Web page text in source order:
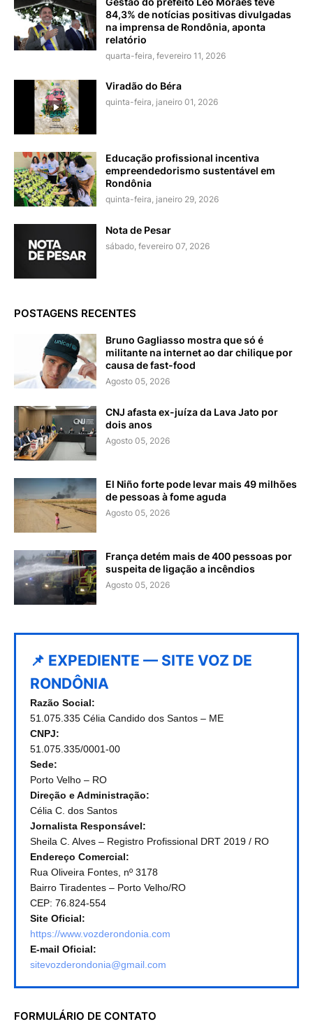
84,3% de notícias positivas divulgadas
na imprensa de Rondônia, aponta
relatório
quarta-feira, fevereiro 11, 2026
Viradão do Béra
quinta-feira, janeiro 01, 2026
Educação profissional incentiva
empreendedorismo sustentável em
Rondônia
quinta-feira, janeiro 29, 2026
Nota de Pesar
sábado, fevereiro 07, 2026
POSTAGENS RECENTES
Bruno Gagliasso mostra que só é
militante na internet ao dar chilique por
causa de fast-food
Agosto 05, 2026
CNJ afasta ex-juíza da Lava Jato por
dois anos
Agosto 05, 2026
El Niño forte pode levar mais 49 milhões
de pessoas à fome aguda
Agosto 05, 2026
França detém mais de 400 pessoas por
suspeita de ligação a incêndios
Agosto 05, 2026
📌 EXPEDIENTE — SITE VOZ DE
RONDÔNIA
Razão Social:
51.075.335 Célia Candido dos Santos – ME
CNPJ:
51.075.335/0001-00
Sede:
Porto Velho – RO
Direção e Administração:
Célia C. dos Santos
Jornalista Responsável:
Sheila C. Alves – Registro Profissional DRT 2019 / RO
Endereço Comercial:
Rua Oliveira Fontes, nº 3178
Bairro Tiradentes – Porto Velho/RO
CEP: 76.824-554
Site Oficial:
https://www.vozderondonia.com
E-mail Oficial:
sitevozderondonia@gmail.com
FORMULÁRIO DE CONTATO